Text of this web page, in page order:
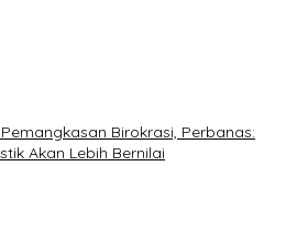
Birokrasi, Perbanas:
Akan Lebih Bernilai